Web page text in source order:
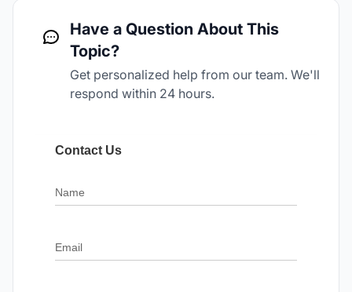
Have a Question About This
Topic?
Get personalized help from our team. We'll
respond within 24 hours.